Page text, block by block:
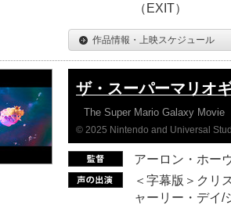
（EXIT）
作品情報・上映スケジュール
ザ・スーパーマリオ
The Super Mario Galaxy Movie
© 2025 Nintendo and Universal
アーロン・ホー
＜字幕版＞クリ
ャーリー・デイ/